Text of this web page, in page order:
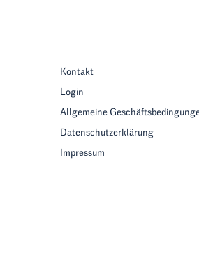
Kontakt
Login
Allgemeine
Datenschutzerklärung
Impressum